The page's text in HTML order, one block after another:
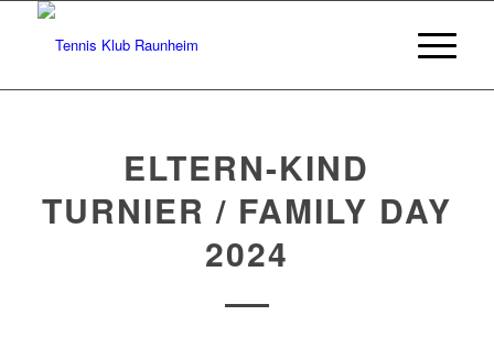
ELTERN-KIND
TURNIER / FAMILY DAY
2024